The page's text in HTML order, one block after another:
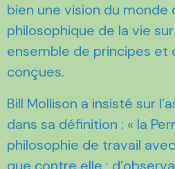
bien une vision du monde
philosophique de la vie
ensemble de principes et
conçues.
Bill Mollison a insisté sur
dans sa définition : « la
philosophie de travail